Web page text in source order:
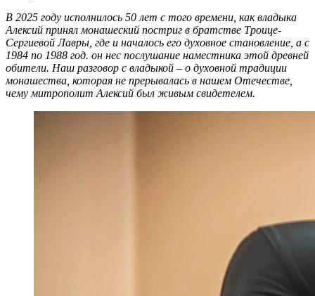
В 2025 году исполнилось 50 лет с того времени, как владыка
Алексий принял монашеский постриг в братстве Троице-
Сергиевой Лавры, где и началось его духовное становление, а с
1984 по 1988 год. он нес послушание наместника этой древней
обители. Наш разговор с владыкой – о духовной традиции
монашества, которая не прерывалась в нашем Отечестве,
чему митрополит Алексий был живым свидетелем.